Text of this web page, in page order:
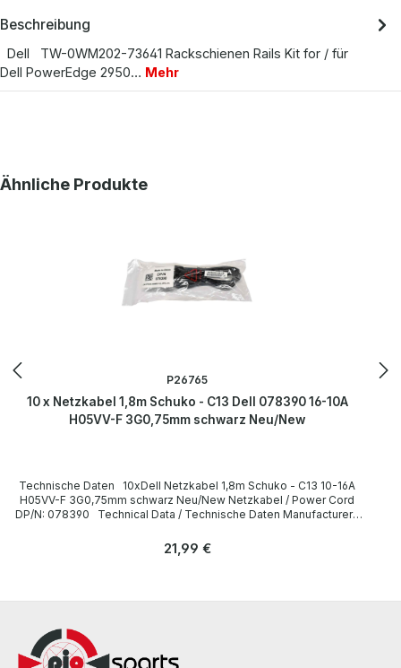
Beschreibung
Dell TW-0WM202-73641 Rackschienen Rails Kit for / für
Dell PowerEdge 2950… Mehr
Produktgalerie überspringen
Ähnliche Produkte
P26765
10 x Netzkabel 1,8m Schuko - C13 Dell 078390 16-10A
H05VV-F 3G0,75mm schwarz Neu/New
Technische Daten 10xDell Netzkabel 1,8m Schuko - C13 10-16A
H05VV-F 3G0,75mm schwarz Neu/New Netzkabel / Power Cord
DP/N: 078390 Technical Data / Technische Daten Manufacturer /
Color / Buchsenfarbe black / schwarz More information and details
Informationen und Details finden Sie auf den Seiten des
Regulärer Preis:
21,99 €